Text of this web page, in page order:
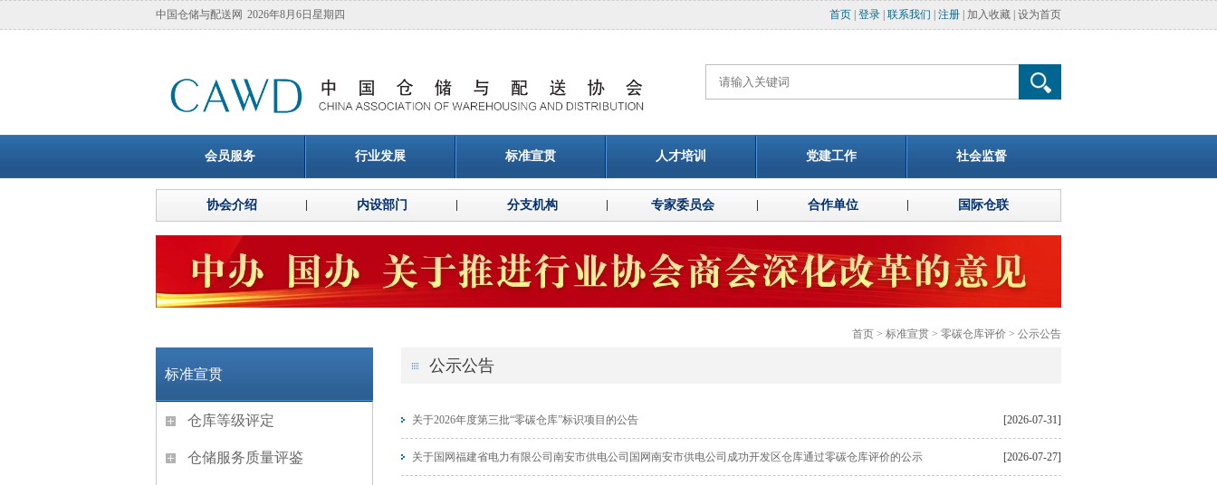
中国仓储与配送网 2026年8月6日星期四 首页 登录 联系我们 注册 加入收藏 设为首页
会员服务 行业发展 标准宣贯 人才培训 党建工作 社会监督
协会介绍 内设部门 分支机构 专家委员会 合作单位 国际仓联
首页 > 标准宣贯 > 零碳仓库评价 > 公示公告
标准宣贯
仓库等级评定
仓储服务质量评鉴
公示公告
关于2026年度第三批“零碳仓库”标识项目的公告 [2026-07-31]
关于国网福建省电力有限公司南安市供电公司国网南安市供电公司成功开发区仓库通过零碳仓库评价的公示 [2026-07-27]